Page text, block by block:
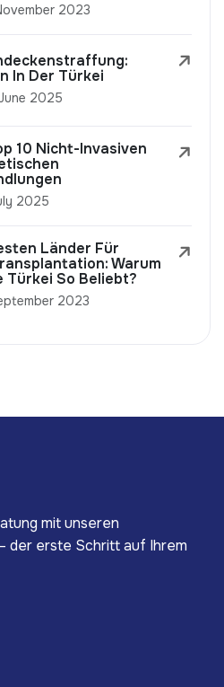
2023
In Der Türkei
2025
10 Nicht-Invasiven
2025
Länder Für
Warum
Türkei So Beliebt?
2023
mit unseren
der erste Schritt auf Ihrem